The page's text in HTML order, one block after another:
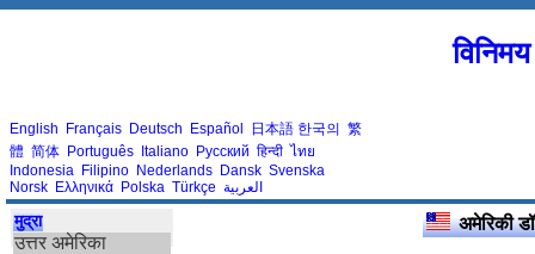
English Français Deutsch Español 日本語 한국의 繁
體 简体 Português Italiano Русский हिन्दी ไทย
Indonesia Filipino Nederlands Dansk Svenska
Norsk Ελληνικά Polska Türkçe العربية
मुद्रा
उत्तर अमेरिका
अमेरिकी